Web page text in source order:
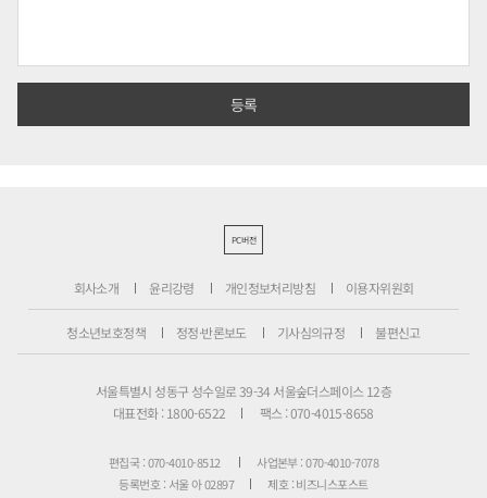
PC버전
회사소개 윤리강령 개인정보처리방침 이용자위원회
청소년보호정책 정정·반론보도 기사심의규정 불편신고
서울특별시 성동구 성수일로 39-34 서울숲더스페이스 12층
대표전화 : 1800-6522
팩스 : 070-4015-8658
편집국 : 070-4010-8512
사업본부 : 070-4010-7078
등록번호 : 서울 아 02897
제호 : 비즈니스포스트